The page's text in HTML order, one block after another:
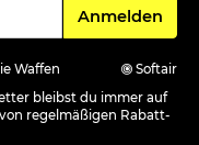
Für den
Anmelden
Waffen
Softair
bleibst du immer auf
regelmäßigen Rabatt-